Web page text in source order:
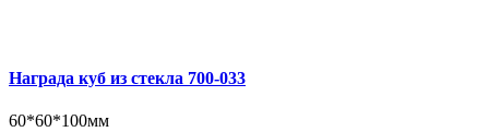
Награда куб из стекла 700‑033
60*60*100мм